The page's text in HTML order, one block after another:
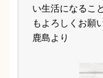
い生活になるこ
もよろしくお願
鹿島より